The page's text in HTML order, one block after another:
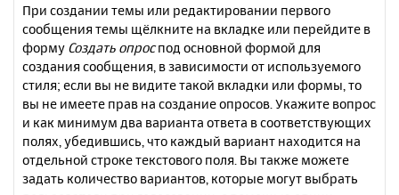
При создании темы или редактировании первого
сообщения темы щёлкните на вкладке или перейдите в
форму Создать опроспод основной формой для
создания сообщения, в зависимости от используемого
стиля; если вы не видите такой вкладки или формы, то
вы не имеете прав на создание опросов. Укажите вопрос
и как минимум два варианта ответа в соответствующих
полях, убедившись, что каждый вариант находится на
отдельной строке текстового поля. Вы также можете
задать количество вариантов, которые могут выбрать